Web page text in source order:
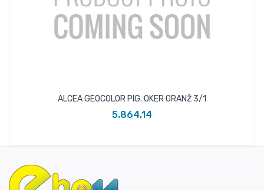
ALCEA GEOCOLOR PIG. OKER ORANŽ 3/1
5.864,14